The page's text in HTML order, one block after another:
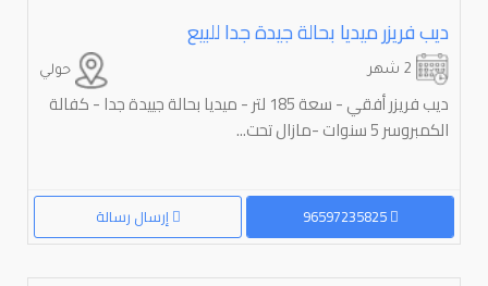
ديب فريزر ميديا بحالة جيدة جدا للبيع
حولي
ديب فريزر أفقي - سعة 185 لتر - ميديا بحالة جييدة جدا - كفالة
الكمبروسر 5 سنوات -مازال تحت...
إرسال رسالة 96597235825